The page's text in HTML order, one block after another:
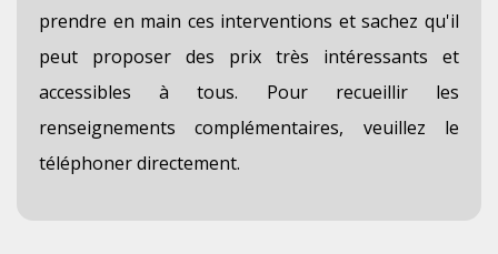
prendre en main ces interventions et sachez qu'il
peut proposer des prix très intéressants et
accessibles à tous. Pour recueillir les
renseignements complémentaires, veuillez le
téléphoner directement.